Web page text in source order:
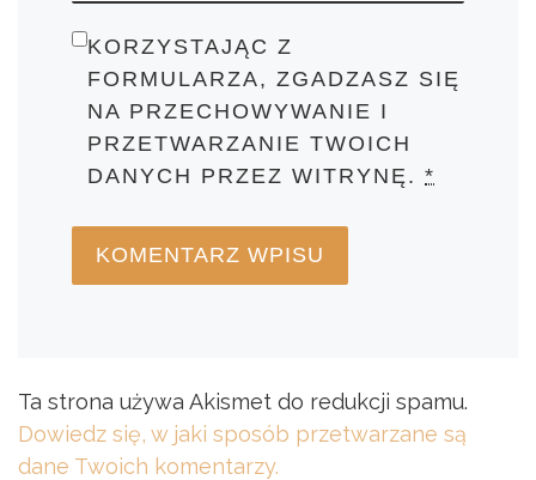
KORZYSTAJĄC Z
FORMULARZA, ZGADZASZ SIĘ
NA PRZECHOWYWANIE I
PRZETWARZANIE TWOICH
DANYCH PRZEZ WITRYNĘ.*
Ta strona używa Akismet do redukcji spamu.
Dowiedz się, w jaki sposób przetwarzane są
dane Twoich komentarzy.